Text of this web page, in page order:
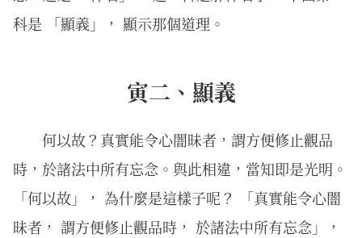
科是 「顯義」， 顯示那個道理。
寅二、顯義
何以故？真實能令心闇昧者，謂方便修止觀品
時，於諸法中所有忘念。與此相違，當知即是光明。
「何以故」， 為什麼是這樣子呢？ 「真實能令心闇
昧者， 謂方便修止觀品時， 於諸法中所有忘念」，